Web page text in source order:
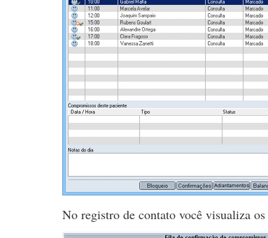
No registro de contato você visualiza